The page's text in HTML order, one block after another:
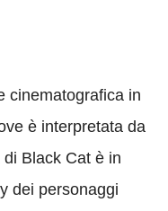
cinematografica in
è interpretata da
Black Cat è in
dei personaggi